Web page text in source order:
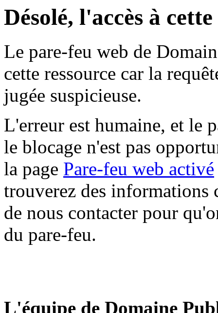
Désolé, l'accès à
Le pare-feu web de
cette ressource car la
jugée suspicieuse.
L'erreur est humaine, et le
le blocage n'est pas
la page Pare-feu web activé
trouverez des informations
de nous contacter pour
du pare-feu.
L'équipe de Domaine